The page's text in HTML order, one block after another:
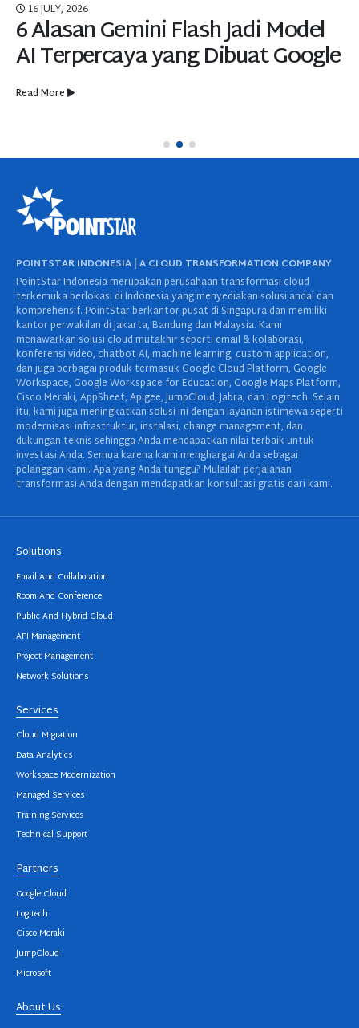
16 JULY, 2026
6 Alasan Gemini Flash Jadi Model
AI Terpercaya yang Dibuat Google
Read More
POINTSTAR INDONESIA | A CLOUD TRANSFORMATION COMPANY
PointStar Indonesia merupakan perusahaan transformasi cloud
terkemuka berlokasi di Indonesia yang menyediakan solusi andal dan
komprehensif. PointStar berkantor pusat di Singapura dan memiliki
kantor perwakilan di Jakarta, Bandung dan Malaysia. Kami
menawarkan solusi cloud mutakhir seperti email & kolaborasi,
konferensi video, chatbot AI, machine learning, custom application,
dan juga berbagai produk termasuk Google Cloud Platform, Google
Workspace, Google Workspace for Education, Google Maps Platform,
Cisco Meraki, AppSheet, Apigee, JumpCloud, Jabra, dan Logitech. Selain
itu, kami juga meningkatkan solusi ini dengan layanan istimewa seperti
modernisasi infrastruktur, instalasi, change management, dan
dukungan teknis sehingga Anda mendapatkan nilai terbaik untuk
investasi Anda. Semua karena kami menghargai Anda sebagai
pelanggan kami. Apa yang Anda tunggu? Mulailah perjalanan
transformasi Anda dengan mendapatkan konsultasi gratis dari kami.
Solutions
Email And Collaboration
Room And Conference
Public And Hybrid Cloud
API Management
Project Management
Network Solutions
Services
Cloud Migration
Data Analytics
Workspace Modernization
Managed Services
Training Services
Technical Support
Partners
Google Cloud
Logitech
Cisco Meraki
JumpCloud
Microsoft
About Us